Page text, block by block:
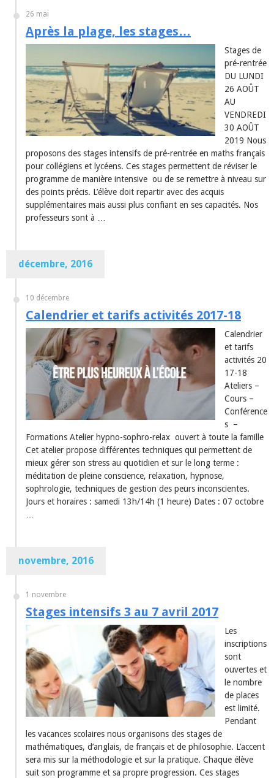
26 mai
Après la plage, les stages…
Stages de
pré-rentrée
DU LUNDI
26 AOÛT
AU
VENDREDI
30 AOÛT
2019 Nous
proposons des stages intensifs de pré-rentrée en maths français
pour collégiens et lycéens. Ces stages permettent de réviser le
programme de manière intensive ou de se remettre à niveau sur
des points précis. L’élève doit repartir avec des acquis
supplémentaires mais aussi plus confiant en ses capacités. Nos
professeurs sont à …
décembre, 2016
10 décembre
Calendrier et tarifs activités 2017-18
Calendrier
et tarifs
activités 20
17-18
Ateliers –
Cours –
Conférence
s –
Formations Atelier hypno-sophro-relax ouvert à toute la famille
Cet atelier propose différentes techniques qui permettent de
mieux gérer son stress au quotidien et sur le long terme :
méditation de pleine conscience, relaxation, hypnose,
sophrologie, techniques de gestion des peurs inconscientes.
Jours et horaires : samedi 13h/14h (1 heure) Dates : 07 octobre
novembre, 2016
1 novembre
Stages intensifs 3 au 7 avril 2017
Les
inscriptions
sont
ouvertes et
le nombre
de places
est limité.
Pendant
les vacances scolaires nous organisons des stages de
mathématiques, d’anglais, de français et de philosophie. L’accent
sera mis sur la méthodologie et sur la pratique. Chaque élève
suit son programme et sa propre progression. Ces stages